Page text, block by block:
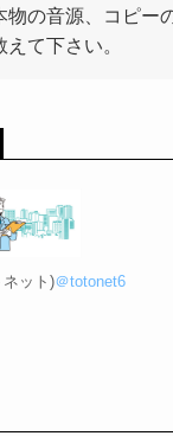
物の音源、コピー
えて下さい。
ット)＠totonet6